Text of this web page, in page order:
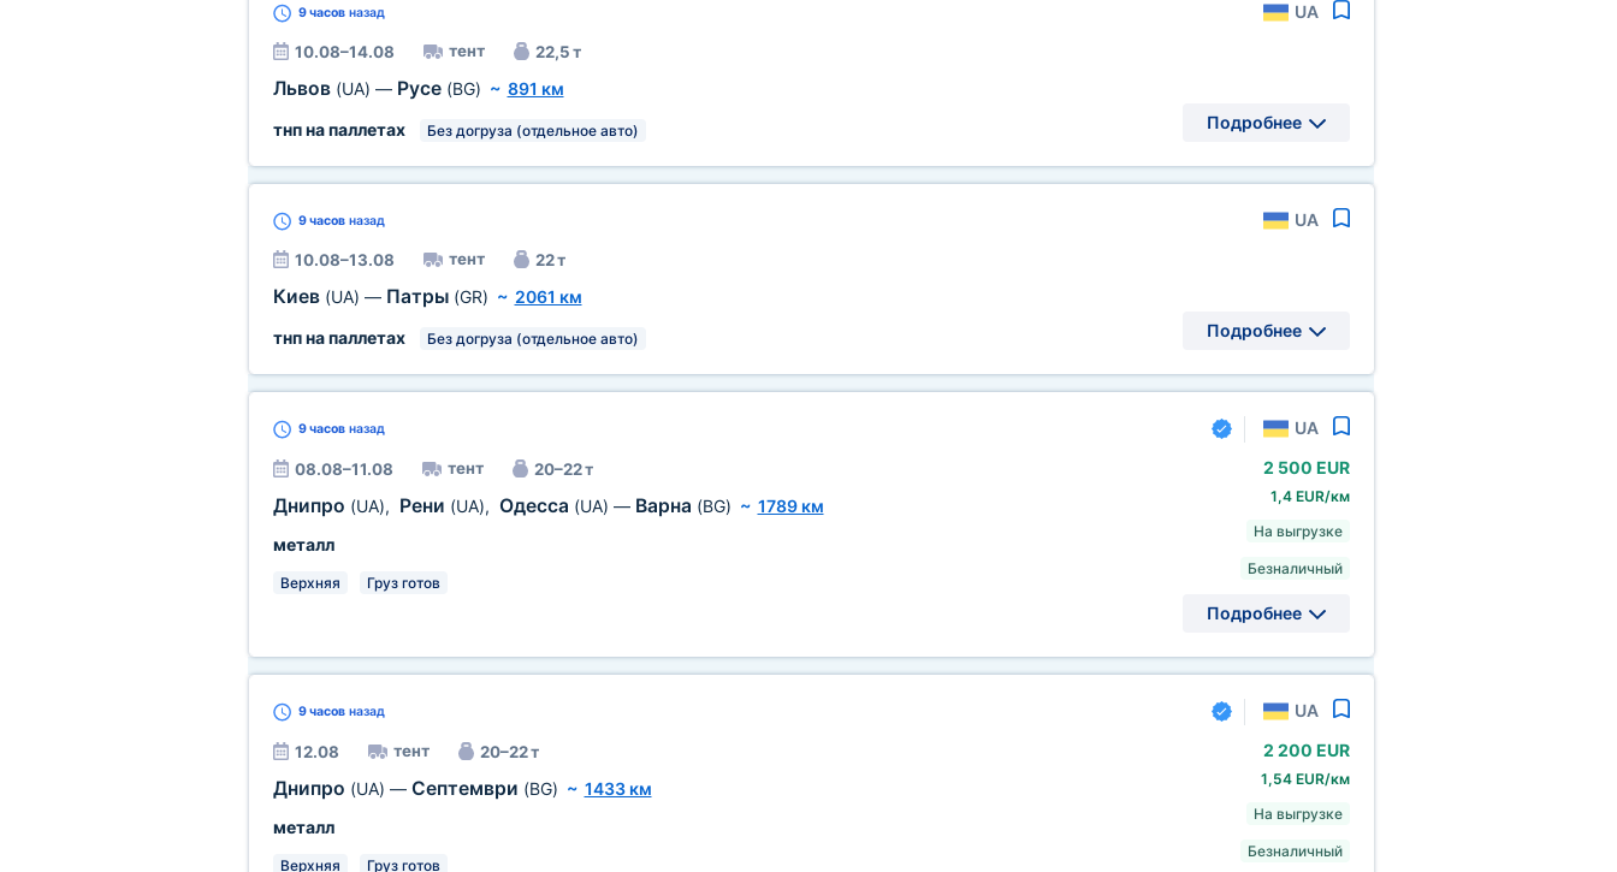
9 часовназад UA
10.08–14.08 тент 22,5 т
Львов (UA) — Русе (BG) ~ 891 км
тнп на паллетах
Без догруза (отдельное авто) Подробнее
9 часовназад UA
10.08–13.08 тент 22 т
Киев (UA) — Патры (GR) ~ 2061 км
тнп на паллетах
Без догруза (отдельное авто) Подробнее
9 часовназад UA
08.08–11.08 тент 20–22 т
Днипро (UA), Рени (UA), Одесса (UA) — Варна (BG) ~ 1789 км
металл
Верхняя Груз готов
2 500 EUR
1,4 EUR/км
На выгрузке
Безналичный
Подробнее
9 часовназад UA
12.08 тент 20–22 т
Днипро (UA) — Септември (BG) ~ 1433 км
металл
Верхняя Груз готов
2 200 EUR
1,54 EUR/км
На выгрузке
Безналичный